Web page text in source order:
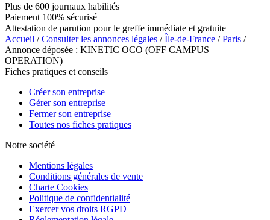
Plus de 600 journaux habilités
Paiement 100% sécurisé
Attestation de parution pour le greffe immédiate et gratuite
Accueil /Consulter les annonces légales /Île-de-France /Paris /
Annonce déposée : KINETIC OCO (OFF CAMPUS
OPERATION)
Fiches pratiques et conseils
Créer son entreprise
Gérer son entreprise
Fermer son entreprise
Toutes nos fiches pratiques
Notre société
Mentions légales
Conditions générales de vente
Charte Cookies
Politique de confidentialité
Exercer vos droits RGPD